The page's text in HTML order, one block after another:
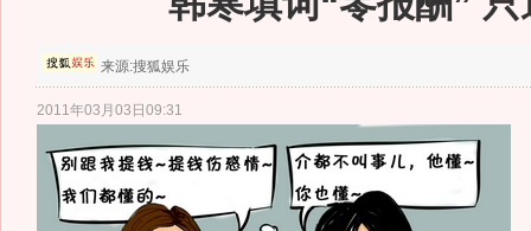
来源:搜狐娱乐
2011年03月03日09:31